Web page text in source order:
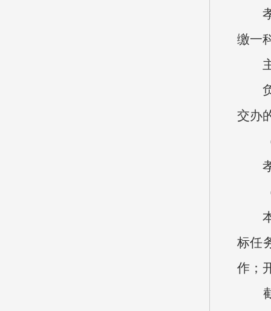
孝
缴一
主
负
交办
（
孝
（
本
标任
作；
截